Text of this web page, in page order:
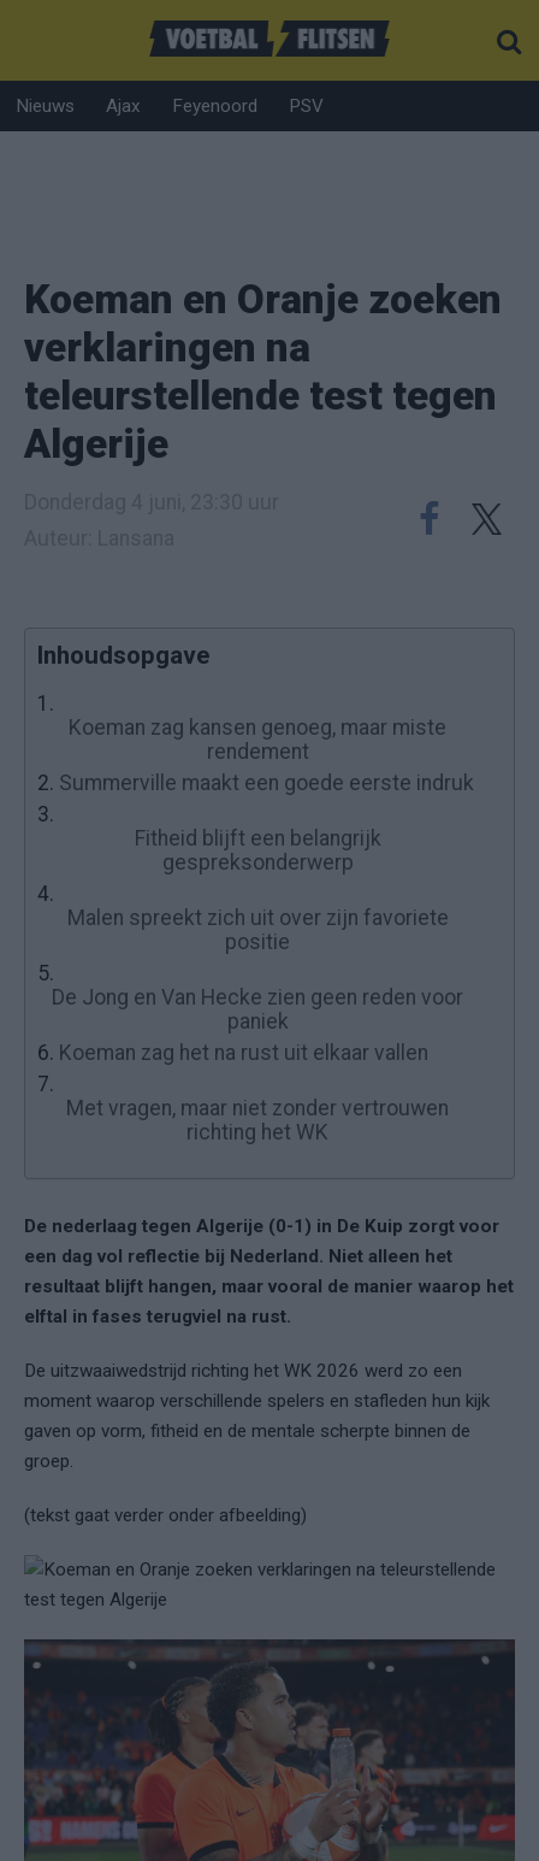
Nieuws Ajax Feyenoord PSV
Koeman en Oranje zoeken
verklaringen na
teleurstellende test tegen
Algerije
Inhoudsopgave
1.
Koeman zag kansen genoeg, maar miste
rendement
2. Summerville maakt een goede eerste indruk
3.
Fitheid blijft een belangrijk
gespreksonderwerp
4.
Malen spreekt zich uit over zijn favoriete
positie
5.
De Jong en Van Hecke zien geen reden voor
paniek
6. Koeman zag het na rust uit elkaar vallen
7.
Met vragen, maar niet zonder vertrouwen
richting het WK
De nederlaag tegen Algerije (0-1) in De Kuip zorgt voor
een dag vol reflectie bij Nederland. Niet alleen het
resultaat blijft hangen, maar vooral de manier waarop het
elftal in fases terugviel na rust.
De uitzwaaiwedstrijd richting het WK 2026 werd zo een
moment waarop verschillende spelers en stafleden hun kijk
gaven op vorm, fitheid en de mentale scherpte binnen de
groep.
(tekst gaat verder onder afbeelding)